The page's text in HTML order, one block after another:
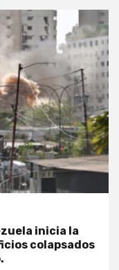
inicia la
colapsados